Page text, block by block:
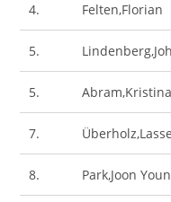
4. Felten,Florian
5.
5.
7. Überholz,Lasse
8. Park,Joon